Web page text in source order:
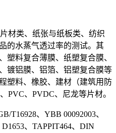
类、纸张与纸板类、纺织
的水蒸气透过率的测试。其
塑料复合薄膜、纸塑复合膜、
镀铝膜、铝箔、铝塑复合膜等
塑料、橡胶、建材（建筑用防
PVC、PVDC、尼龙等片材。
、YBB 00092003、
、TAPPIT464、DIN